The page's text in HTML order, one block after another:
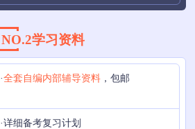
NO.2学习资料
·全套自编内部辅导资料 ，包邮
·详细备考复习计划